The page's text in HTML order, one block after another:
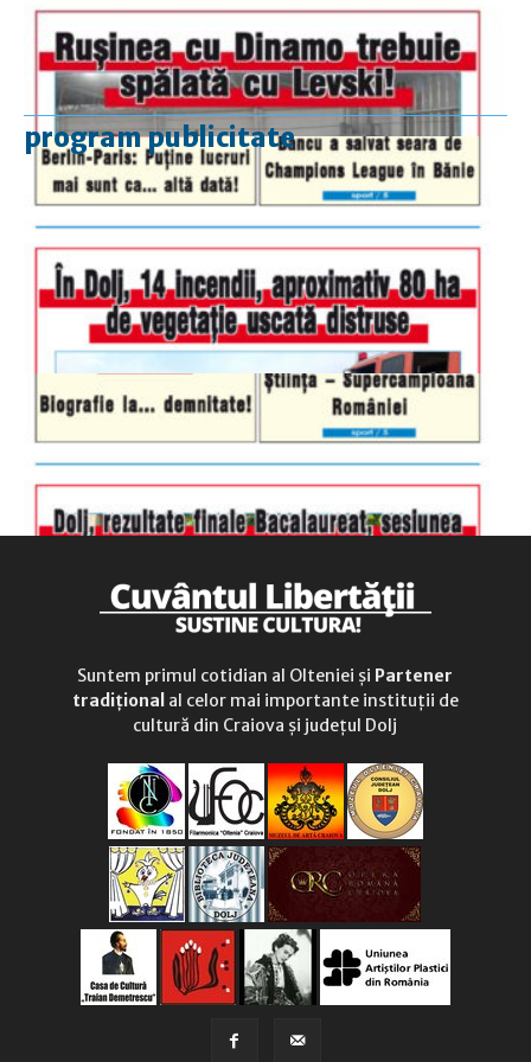
program publicitate
luni-vineri
9.00 - 17.00
duminică
9.00 - 12.00
Suntem primul cotidian al Olteniei și Partener
tradițional al celor mai importante instituții de
cultură din Craiova și județul Dolj